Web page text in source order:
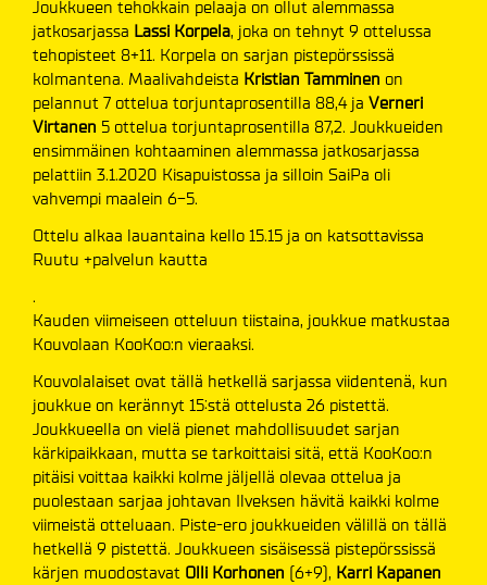
Joukkueen tehokkain pelaaja on ollut alemmassa
jatkosarjassa Lassi Korpela, joka on tehnyt 9 ottelussa
tehopisteet 8+11. Korpela on sarjan pistepörssissä
kolmantena. Maalivahdeista Kristian Tamminen on
pelannut 7 ottelua torjuntaprosentilla 88,4 ja Verneri
Virtanen 5 ottelua torjuntaprosentilla 87,2. Joukkueiden
ensimmäinen kohtaaminen alemmassa jatkosarjassa
pelattiin 3.1.2020 Kisapuistossa ja silloin SaiPa oli
vahvempi maalein 6-5.
Ottelu alkaa lauantaina kello 15.15 ja on katsottavissa
Ruutu +palvelun kautta
.
Kauden viimeiseen otteluun tiistaina, joukkue matkustaa
Kouvolaan KooKoo:n vieraaksi.
Kouvolalaiset ovat tällä hetkellä sarjassa viidentenä, kun
joukkue on kerännyt 15:stä ottelusta 26 pistettä.
Joukkueella on vielä pienet mahdollisuudet sarjan
kärkipaikkaan, mutta se tarkoittaisi sitä, että KooKoo:n
pitäisi voittaa kaikki kolme jäljellä olevaa ottelua ja
puolestaan sarjaa johtavan Ilveksen hävitä kaikki kolme
viimeistä otteluaan. Piste-ero joukkueiden välillä on tällä
hetkellä 9 pistettä. Joukkueen sisäisessä pistepörssissä
kärjen muodostavat Olli Korhonen (6+9), Karri Kapanen